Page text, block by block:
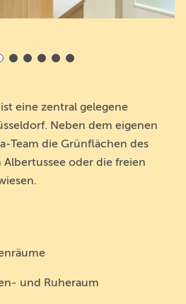
eine zentral gelegene
Neben dem eigenen
Team die Grünflächen des
oder die freien
und Ruheraum